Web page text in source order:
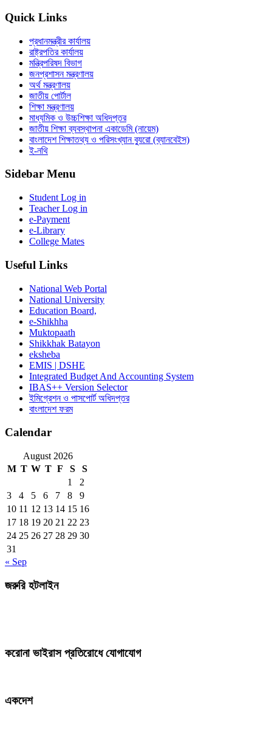
Quick Links
প্রধানমন্ত্রীর কার্যালয়
রাষ্ট্রপতির কার্যালয়
মন্ত্রিপরিষদ বিভাগ
জনপ্রশাসন মন্ত্রণালয়
অর্থ মন্ত্রণালয়
জাতীয় পোর্টাল
শিক্ষা মন্ত্রণালয়
মাধ্যমিক ও উচ্চশিক্ষা অধিদপ্তর
জাতীয় শিক্ষা ব্যবস্থাপনা একাডেমি (নায়েম)
বাংলাদেশ শিক্ষাতথ্য ও পরিসংখ্যান ব্যুরো (ব্যানবেইস)
ই-নথি
Sidebar Menu
Student Log in
Teacher Log in
e-Payment
e-Library
College Mates
Useful Links
National Web Portal
National University
Education Board,
e-Shikhha
Muktopaath
Shikkhak Batayon
eksheba
EMIS | DSHE
Integrated Budget And Accounting System
IBAS++ Version Selector
ইমিগ্রেশন ও পাসপোর্ট অধিদপ্তর
বাংলাদেশ ফরম
Calendar
August 2026
M T W T F S
S
1
2
3
4 5 6 7 8
9
10 11 12 13 14 15 16
17 18 19 20 21 22 23
24 25 26 27 28 29 30
31
« Sep
জরুরি হটলাইন
করোনা ভাইরাস প্রতিরোধে যোগাযোগ
একদেশ